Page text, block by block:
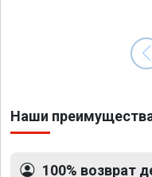
Наши
100% возврат